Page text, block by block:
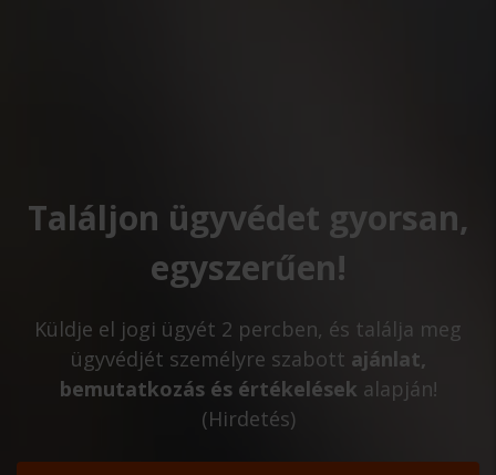
Találjon ügyvédet gyorsan,
egyszerűen!
Küldje el jogi ügyét 2 percben, és találja meg
ügyvédjét személyre szabott ajánlat,
bemutatkozás és értékelések alapján!
(Hirdetés)